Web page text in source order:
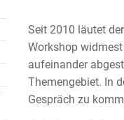
Seit 2010 läutet
Workshop
aufeinander
Themengebiet. In
Gespräch zu